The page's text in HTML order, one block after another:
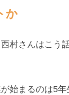
か
村さんはこう話
始まるのは5